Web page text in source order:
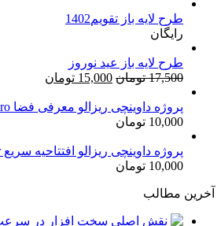
طرح لایه باز تقویم1402
رایگان
طرح لایه باز عید نوروز
17,500 تومان قیمت
17,500 تومان
15,000 تومان
15,000 تومان.
پروژه داوینچی ریزالو معرفی فضا Fantastic Space Intro
10,000 تومان
پروژه داوینچی ریزالو افتتاحیه سریع Fast Opener
10,000 تومان
آخرین مطالب